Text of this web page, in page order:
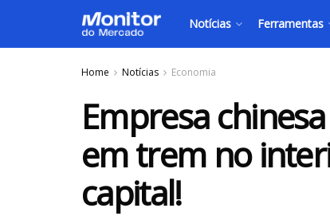
Notícias Ferramentas
Home Notícias Economia
Empresa
em trem no
capital!